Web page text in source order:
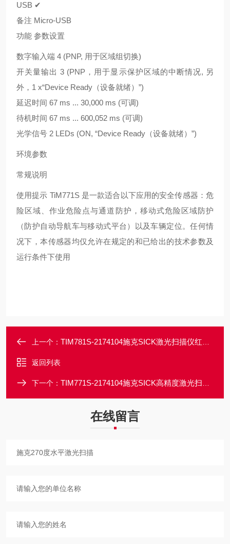
USB ✔
备注 Micro-USB
功能 参数设置
数字输入端 4 (PNP, 用于区域组切换)
开关量输出 3 (PNP，用于显示保护区域的中断情况, 另
外，1 x“Device Ready（设备就绪）”)
延迟时间 67 ms ... 30,000 ms (可调)
待机时间 67 ms ... 600,052 ms (可调)
光学信号 2 LEDs (ON, “Device Ready（设备就绪）”)
环境参数
常规说明
使用提示 TiM771S 是一款适合以下应用的安全传感器：危
险区域、作业危险点与通道防护，移动式危险区域防护
（防护自动导航车与移动式平台）以及车辆定位。任何情
况下，本传感器均仅允许在规定的和已给出的技术参数及
运行条件下使用
上一个： TIM781S-2174104施克SICK激光扫描仪红外线测量
返回列表
下一个： TIM771S-2174104施克SICK高精度激光扫描仪
在线留言